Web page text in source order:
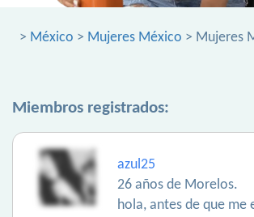
> México > Mujeres México > Mujeres
Miembros registrados:
azul25
26 años de Morelos.
hola, antes de que me